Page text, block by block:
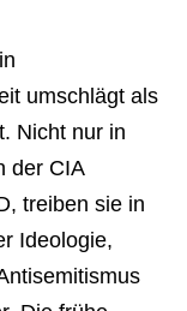
umschlägt als
Nicht nur in
der CIA
treiben sie in
Ideologie,